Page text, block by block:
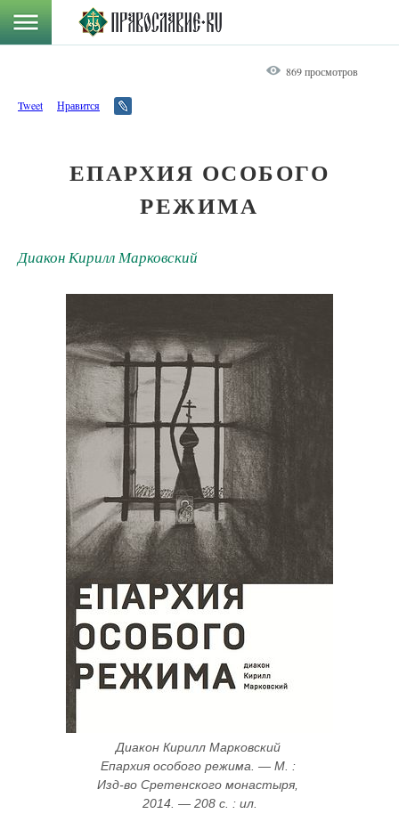
869 просмотров
Tweet Нравится
ЕПАРХИЯ ОСОБОГО
РЕЖИМА
Диакон Кирилл Марковский
Диакон Кирилл Марковский
Епархия особого режима. — М. :
Изд-во Сретенского монастыря,
2014. — 208 с. : ил.